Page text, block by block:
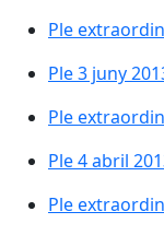
Ple
Ple 3 juny
Ple
Ple 4 abril
Ple